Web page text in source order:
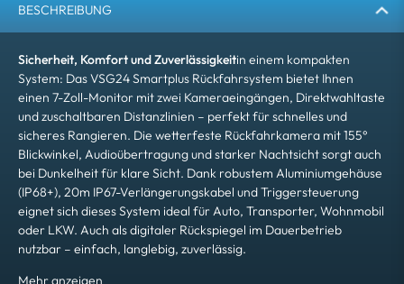
BESCHREIBUNG
Sicherheit, Komfort und Zuverlässigkeitin einem kompakten
System: Das VSG24 Smartplus Rückfahrsystem bietet Ihnen
einen 7-Zoll-Monitor mit zwei Kameraeingängen, Direktwahltaste
und zuschaltbaren Distanzlinien – perfekt für schnelles und
sicheres Rangieren. Die wetterfeste Rückfahrkamera mit 155°
Blickwinkel, Audioübertragung und starker Nachtsicht sorgt auch
bei Dunkelheit für klare Sicht. Dank robustem Aluminiumgehäuse
(IP68+), 20m IP67-Verlängerungskabel und Triggersteuerung
eignet sich dieses System ideal für Auto, Transporter, Wohnmobil
oder LKW. Auch als digitaler Rückspiegel im Dauerbetrieb
nutzbar – einfach, langlebig, zuverlässig.